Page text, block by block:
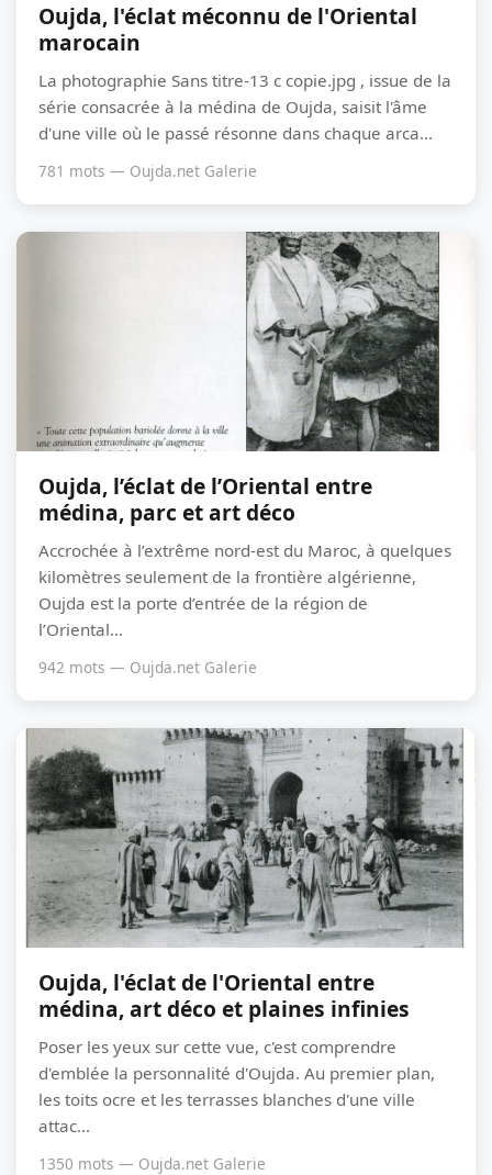
Oujda, l'éclat méconnu de l'Oriental
marocain
La photographie Sans titre-13 c copie.jpg , issue de la
série consacrée à la médina de Oujda, saisit l'âme
d'une ville où le passé résonne dans chaque arca...
781 mots — Oujda.net Galerie
Oujda, l’éclat de l’Oriental entre
médina, parc et art déco
Accrochée à l’extrême nord-est du Maroc, à quelques
kilomètres seulement de la frontière algérienne,
Oujda est la porte d’entrée de la région de
l’Oriental...
942 mots — Oujda.net Galerie
Oujda, l'éclat de l'Oriental entre
médina, art déco et plaines infinies
Poser les yeux sur cette vue, c'est comprendre
d'emblée la personnalité d'Oujda. Au premier plan,
les toits ocre et les terrasses blanches d'une ville
attac...
1350 mots — Oujda.net Galerie